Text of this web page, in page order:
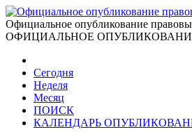
Официальное опубликование
ОФИЦИАЛЬНОЕ
Сегодня
Неделя
Месяц
ПОИСК
КАЛЕНДАРЬ